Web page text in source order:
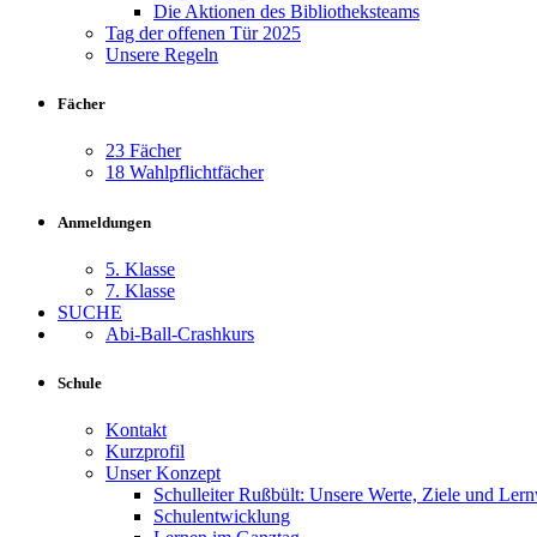
Die Aktionen des Bibliotheksteams
Tag der offenen Tür 2025
Unsere Regeln
Fächer
23 Fächer
18 Wahlpflichtfächer
Anmeldungen
5. Klasse
7. Klasse
SUCHE
Abi-Ball-Crashkurs
Schule
Kontakt
Kurzprofil
Unser Konzept
Schulleiter Rußbült: Unsere Werte, Ziele und
Schulentwicklung